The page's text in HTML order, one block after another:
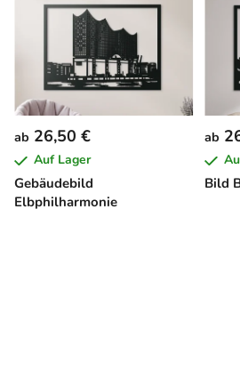
Gebäudebild
Elbphilharmonie
ab 26,50 €
Auf Lager
Bild
ab